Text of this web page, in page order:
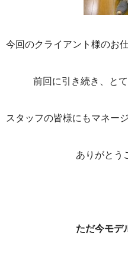
今回のクライアント様のお
前回に引き続き、と
スタッフの皆様にもマネー
ありがとう
ただ今モデ